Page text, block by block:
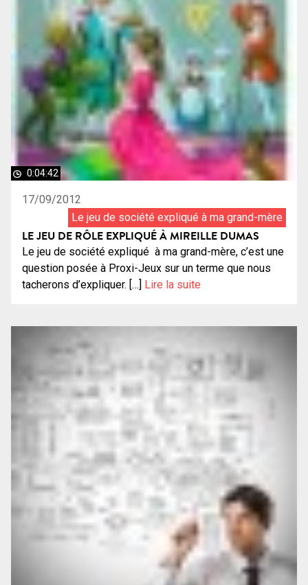
0:04:42
17/09/2012
Le jeu de société expliqué à ma grand-mère
LE JEU DE RÔLE EXPLIQUÉ À MIREILLE DUMAS
Le jeu de société expliqué à ma grand-mère, c’est une
question posée à Proxi-Jeux sur un terme que nous
tacherons d’expliquer. […]
Lire la suite